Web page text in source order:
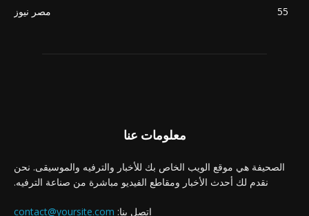
مصر نيوز
55
معلومات عنا
الصحيفة هي موقع الويب الخاص بك للأخبار والترفيه والموسيقى. نحن
نقدم لك أحدث الأخبار ومقاطع الفيديو مباشرة من صناعة الترفيه.
اتصل بنا: contact@yoursite.com